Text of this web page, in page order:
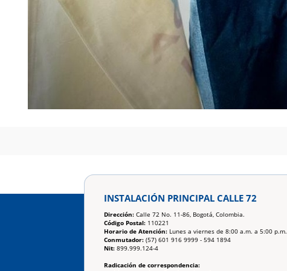
INSTALACIÓN PRINCIPAL CALLE 72
Dirección: Calle 72 No. 11-86, Bogotá, Colombia.
Código Postal: 110221
Horario de Atención: Lunes a viernes de 8:00 a.m. a 5:00 p.m.
Conmutador: (57) 601 916 9999 - 594 1894
Nit: 899.999.124-4
Radicación de correspondencia: